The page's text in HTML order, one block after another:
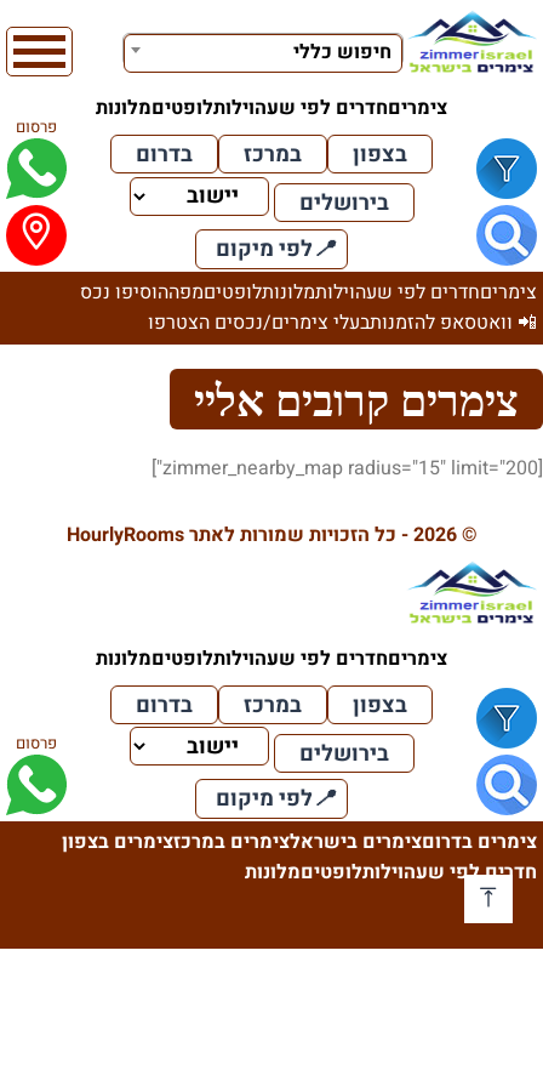
חיפוש כללי
צימריםחדרים לפי שעהוילותלופטיםמלונות
פרסום
בצפון במרכז
בדרום
בירושלים
📍לפי מיקום
צימריםחדרים לפי שעהוילותמלונותלופטיםמפההוסיפו נכס
📲 וואטסאפ להזמנותבעלי צימרים/נכסים הצטרפו
צימרים קרובים אליי
[zimmer_nearby_map radius="15" limit="200"]
© 2026 - כל הזכויות שמורות לאתר HourlyRooms
צימריםחדרים לפי שעהוילותלופטיםמלונות
פרסום
בצפון במרכז
בדרום
בירושלים
📍לפי מיקום
צימרים בדרוםצימרים בישראלצימרים במרכזצימרים בצפון
חדרים לפי שעהוילותלופטיםמלונות